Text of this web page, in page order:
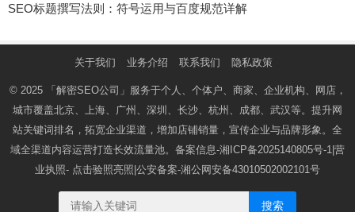
SEO标题撰写法则：符号运用与百度规范详解
关于我们 业务介绍 联系我们 隐私政策
© 2025 「解密SEO公司」 服务于个人、个体户、商家、企业机构、网店，
城市覆盖北京、上海、广州、深圳、长沙、杭州、成都、武汉等。提升网
站关键词排名，拓宽企业渠道，增加店铺销量，宣传企业与品牌形象。全
域全渠道内容运营打造长效流量池。备案信息-湘ICP备2025140805号-1 |营
业执照- 点击验照亮照|公安备案-湘公网安备43010502002101号
搜索